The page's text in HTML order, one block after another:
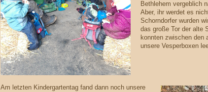
Bethlehem vergeblich
Aber, ihr werdet es
Schorndorfer wurden
das große Tor der alte
konnten zwischen den
unsere Vesperboxen
Am letzten Kindergartentag fand dann noch unsere